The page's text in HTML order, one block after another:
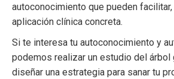
autoconocimiento que pueden
aplicación clínica concreta.
Si te interesa tu autoconocimiento y
podemos realizar un estudio del árbol
diseñar una estrategia para sanar tu